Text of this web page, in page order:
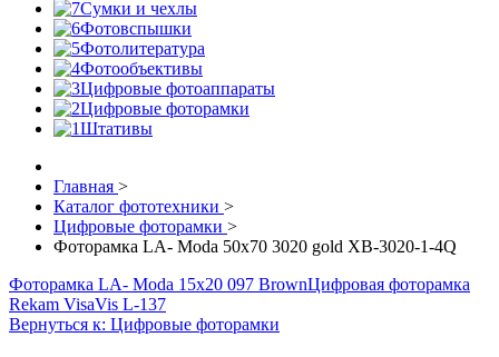
Сумки и чехлы
Фотовспышки
Фотолитература
Фотообъективы
Цифровые фотоаппараты
Цифровые фоторамки
Штативы
Главная >
Каталог фототехники >
Цифровые фоторамки >
Фоторамка LA- Moda 50x70 3020 gold XB-3020-1-4Q
Фоторамка LA- Moda 15x20 097 BrownЦифровая фоторамка
Rekam VisaVis L-137
Вернуться к: Цифровые фоторамки